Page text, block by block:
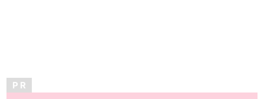
P R